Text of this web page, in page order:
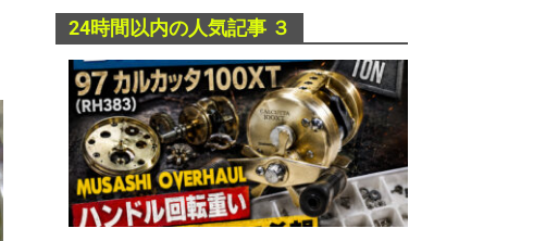
24時間以内の人気記事 ３